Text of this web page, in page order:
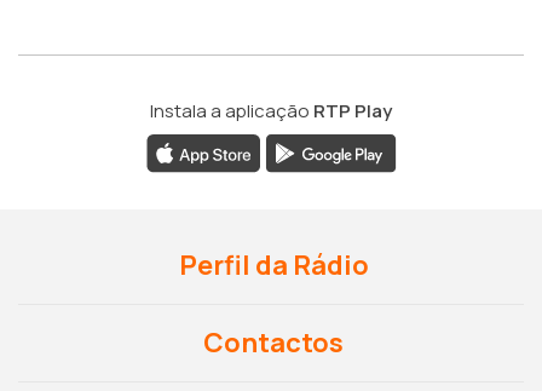
Instala a aplicação RTP Play
Perfil da Rádio
Contactos